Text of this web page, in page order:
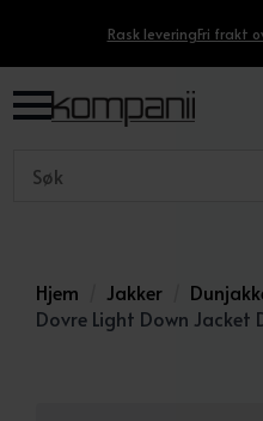
Rask leveringFri frakt
Hjem Jakker
Dovre Light Down Jacket